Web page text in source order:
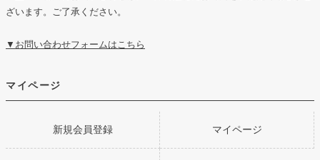
ざいます。ご了承ください。
▼お問い合わせフォームはこちら
マイページ
新規会員登録 マイページ